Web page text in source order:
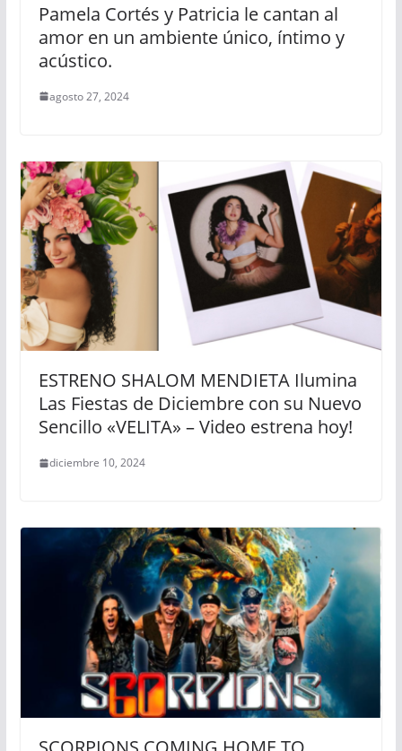
Pamela Cortés y Patricia le cantan al
amor en un ambiente único, íntimo y
acústico.
agosto 27, 2024
ESTRENO SHALOM MENDIETA Ilumina
Las Fiestas de Diciembre con su Nuevo
Sencillo «VELITA» – Video estrena hoy!
diciembre 10, 2024